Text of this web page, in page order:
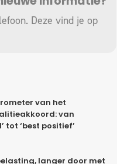
Deze vind je op
van het
van
tot ‘best positief’
langer door met